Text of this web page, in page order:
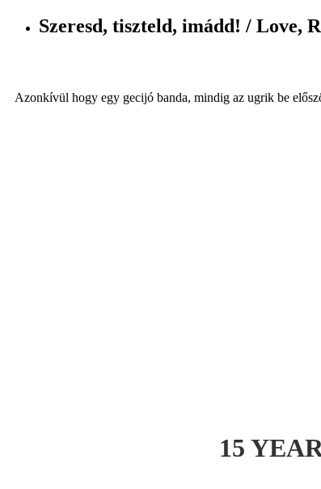
Szeresd, tiszteld, imádd! / Love,
Azonkívül hogy egy gecijó banda, mindig az ugrik be
15